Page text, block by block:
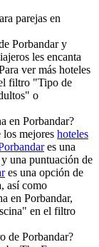
parejas en
Porbandar y
les encanta
ver más hoteles
filtro "Tipo de
o
en Porbandar?
los mejores hoteles
es una
una puntuación de
es una opción de
así como
en Porbandar,
en el filtro
de Porbandar?